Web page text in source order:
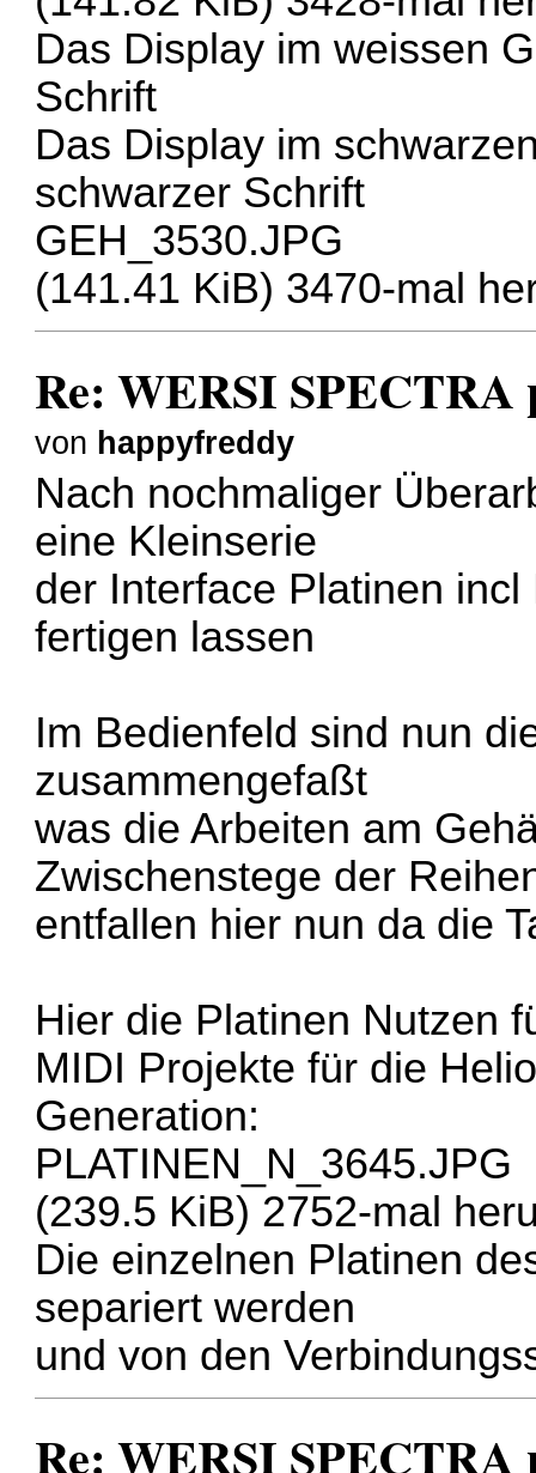
Das Display im weissen
Schrift
Das Display im
schwarzer Schrift
GEH_3530.JPG
(141.41 KiB) 3470-mal
Re: WERSI SPECTRA
von happyfreddy
Nach nochmaliger
eine Kleinserie
der Interface Platinen
fertigen lassen
Im Bedienfeld sind nun
zusammengefaßt
was die Arbeiten am
Zwischenstege der
entfallen hier nun da die
Hier die Platinen Nutzen
MIDI Projekte für die
Generation:
PLATINEN_N_3645.JPG
(239.5 KiB) 2752-mal
Die einzelnen Platinen
separiert werden
und von den
Re: WERSI SPECTRA